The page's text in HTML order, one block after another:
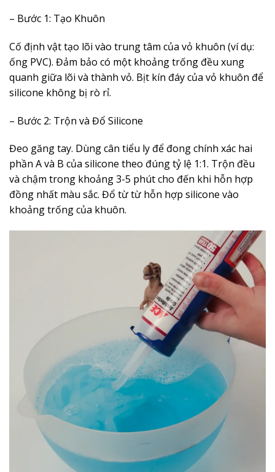
– Bước 1: Tạo Khuôn
Cố định vật tạo lõi vào trung tâm của vỏ khuôn (ví dụ:
ống PVC). Đảm bảo có một khoảng trống đều xung
quanh giữa lõi và thành vỏ. Bịt kín đáy của vỏ khuôn để
silicone không bị rò rỉ.
– Bước 2: Trộn và Đổ Silicone
Đeo găng tay. Dùng cân tiểu ly để đong chính xác hai
phần A và B của silicone theo đúng tỷ lệ 1:1. Trộn đều
và chậm trong khoảng 3-5 phút cho đến khi hỗn hợp
đồng nhất màu sắc. Đổ từ từ hỗn hợp silicone vào
khoảng trống của khuôn.